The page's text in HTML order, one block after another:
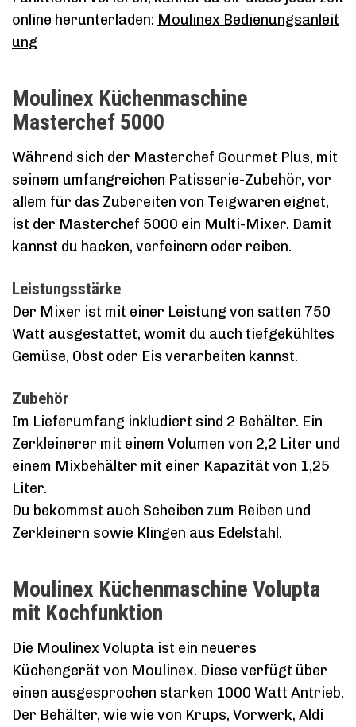
online herunterladen: Moulinex Bedienungsanleit
ung
Moulinex Küchenmaschine
Masterchef 5000
Während sich der Masterchef Gourmet Plus, mit
seinem umfangreichen Patisserie-Zubehör, vor
allem für das Zubereiten von Teigwaren eignet,
ist der Masterchef 5000 ein Multi-Mixer. Damit
kannst du hacken, verfeinern oder reiben.
Leistungsstärke
Der Mixer ist mit einer Leistung von satten 750
Watt ausgestattet, womit du auch tiefgekühltes
Gemüse, Obst oder Eis verarbeiten kannst.
Zubehör
Im Lieferumfang inkludiert sind 2 Behälter. Ein
Zerkleinerer mit einem Volumen von 2,2 Liter und
einem Mixbehälter mit einer Kapazität von 1,25
Liter.
Du bekommst auch Scheiben zum Reiben und
Zerkleinern sowie Klingen aus Edelstahl.
Moulinex Küchenmaschine Volupta
mit Kochfunktion
Die Moulinex Volupta ist ein neueres
Küchengerät von Moulinex. Diese verfügt über
einen ausgesprochen starken 1000 Watt Antrieb.
Der Behälter, wie wie von Krups, Vorwerk, Aldi